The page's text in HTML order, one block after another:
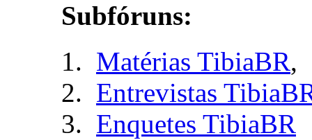
Subfóruns:
Matérias TibiaBR,
Entrevistas
Enquetes TibiaBR